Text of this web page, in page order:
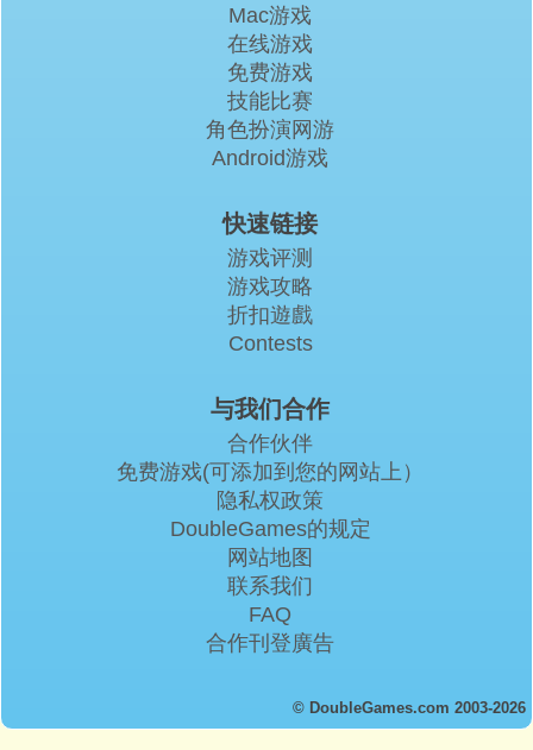
Mac游戏
在线游戏
免费游戏
技能比赛
角色扮演网游
Android游戏
快速链接
游戏评测
游戏攻略
折扣遊戲
Contests
与我们合作
合作伙伴
免费游戏(可添加到您的网站上）
隐私权政策
DoubleGames的规定
网站地图
联系我们
FAQ
合作刊登廣告
© DoubleGames.com 2003-2026